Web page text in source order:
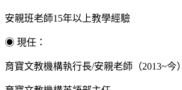
安親班老師15年以上教學經驗
◉ 現任：
育寶文教機構執行長/安親老師（2013~今）